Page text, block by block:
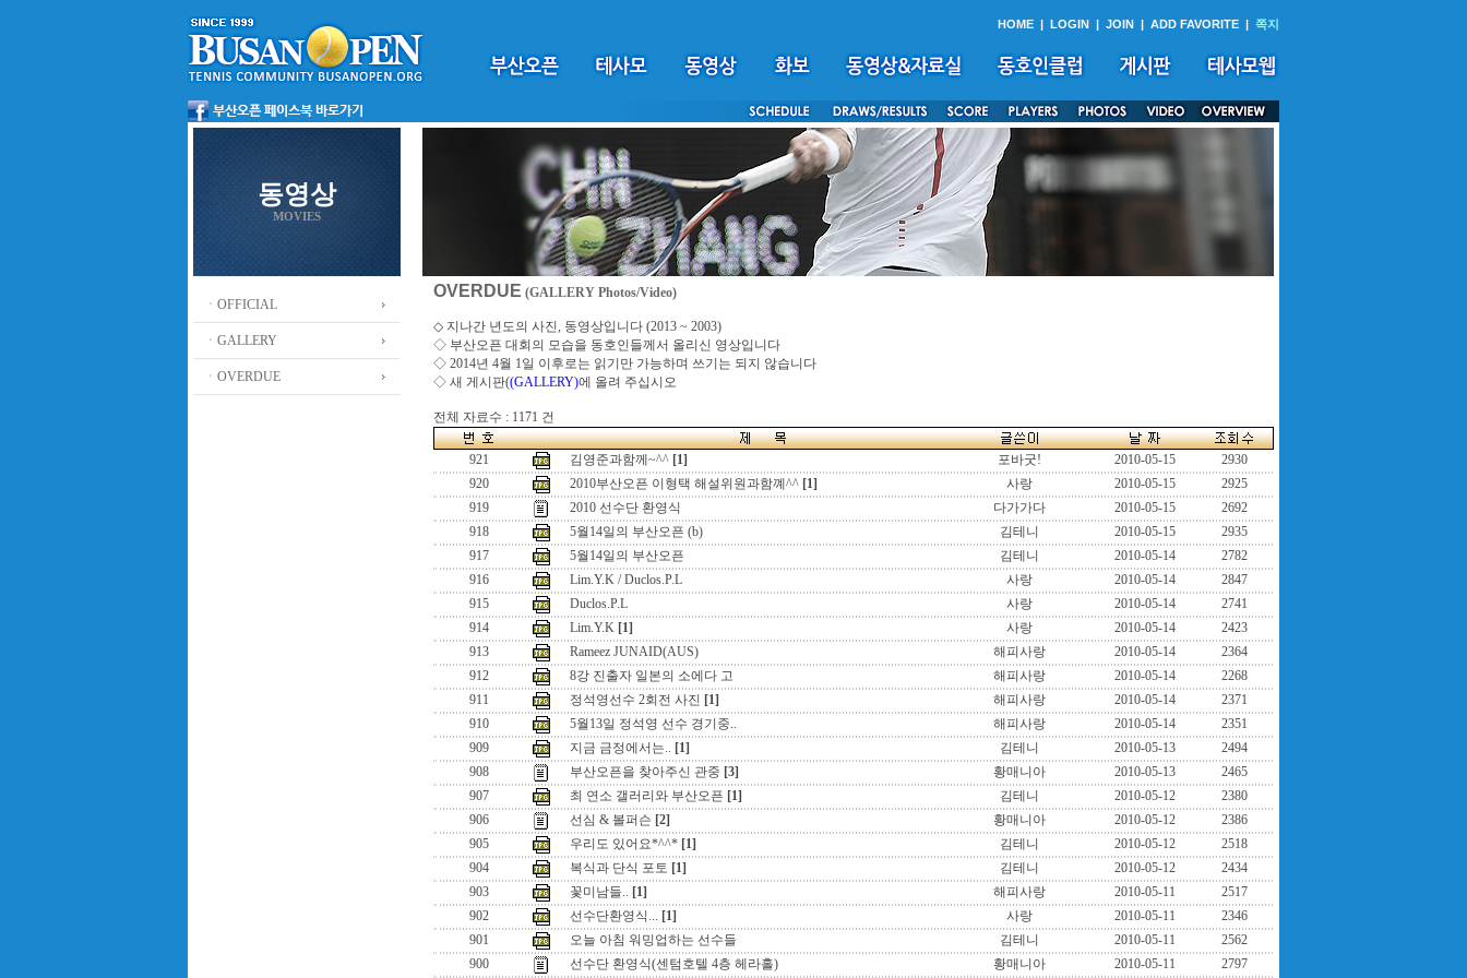
HOME | LOGIN | JOIN | ADD FAVORITE | 쪽지
동영상
MOVIES
ㆍOFFICIAL
ㆍGALLERY
ㆍOVERDUE
OVERDUE (GALLERY Photos/Video)
◇ 지나간 년도의 사진, 동영상입니다 (2013 ~ 2003)
◇ 부산오픈 대회의 모습을 동호인들께서 올리신 영상입니다
◇ 2014년 4월 1일 이후로는 읽기만 가능하며 쓰기는 되지 않습니다
◇ 새 게시판((GALLERY)에 올려 주십시오
전체 자료수 : 1171 건
921 김영준과함께~^^ [1] 포바굿! 2010-05-15
2930
920
2010부산오픈 이형택 해설위원과함꼐^^ [1] 사랑 2010-05-15
2925
919
2010 선수단 환영식 다가가다 2010-05-15
2692
918
5월14일의 부산오픈 (b) 김테니 2010-05-15
2935
917
5월14일의 부산오픈 김테니 2010-05-14
2782
916
Lim.Y.K / Duclos.P.L 사랑 2010-05-14
2847
915
Duclos.P.L 사랑 2010-05-14
2741
914
Lim.Y.K [1] 사랑 2010-05-14
2423
913
Rameez JUNAID(AUS) 해피사랑 2010-05-14
2364
912
8강 진출자 일본의 소에다 고 해피사랑 2010-05-14
2268
911
정석영선수 2회전 사진 [1] 해피사랑 2010-05-14
2371
910
5월13일 정석영 선수 경기중.. 해피사랑 2010-05-14
2351
909
지금 금정에서는.. [1] 김테니 2010-05-13
2494
908
부산오픈을 찾아주신 관중 [3] 황매니아 2010-05-13
2465
907
최 연소 갤러리와 부산오픈 [1] 김테니 2010-05-12
2380
906
선심 & 볼퍼슨 [2] 황매니아 2010-05-12
2386
905
우리도 있어요*^^* [1] 김테니 2010-05-12
2518
904
복식과 단식 포토 [1] 김테니 2010-05-12
2434
903
꽃미남들.. [1] 해피사랑 2010-05-11
2517
902
선수단환영식... [1] 사랑 2010-05-11
2346
901
오늘 아침 워밍업하는 선수들 김테니 2010-05-11
2562
900
선수단 환영식(센텀호텔 4층 헤라홀) 황매니아 2010-05-11 2797